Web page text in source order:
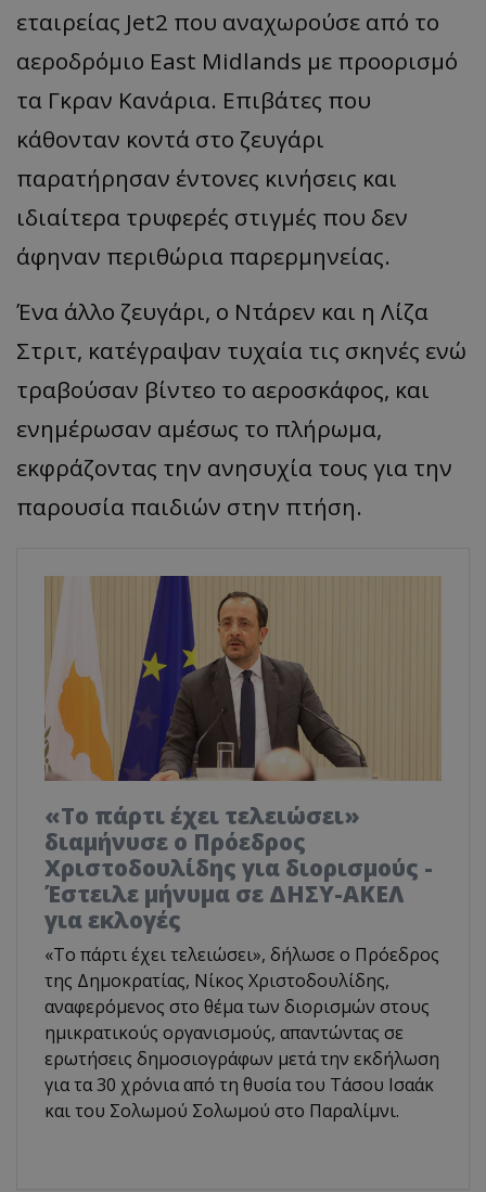
εταιρείας Jet2 που αναχωρούσε από το
αεροδρόμιο East Midlands με προορισμό
τα Γκραν Κανάρια. Επιβάτες που
κάθονταν κοντά στο ζευγάρι
παρατήρησαν έντονες κινήσεις και
ιδιαίτερα τρυφερές στιγμές που δεν
άφηναν περιθώρια παρερμηνείας.
Ένα άλλο ζευγάρι, ο Ντάρεν και η Λίζα
Στριτ, κατέγραψαν τυχαία τις σκηνές ενώ
τραβούσαν βίντεο το αεροσκάφος, και
ενημέρωσαν αμέσως το πλήρωμα,
εκφράζοντας την ανησυχία τους για την
παρουσία παιδιών στην πτήση.
«Το πάρτι έχει τελειώσει»
διαμήνυσε ο Πρόεδρος
Χριστοδουλίδης για διορισμούς -
Έστειλε μήνυμα σε ΔΗΣΥ-ΑΚΕΛ
για εκλογές
«Το πάρτι έχει τελειώσει», δήλωσε ο Πρόεδρος
της Δημοκρατίας, Νίκος Χριστοδουλίδης,
αναφερόμενος στο θέμα των διορισμών στους
ημικρατικούς οργανισμούς, απαντώντας σε
ερωτήσεις δημοσιογράφων μετά την εκδήλωση
για τα 30 χρόνια από τη θυσία του Τάσου Ισαάκ
και του Σολωμού Σολωμού στο Παραλίμνι.